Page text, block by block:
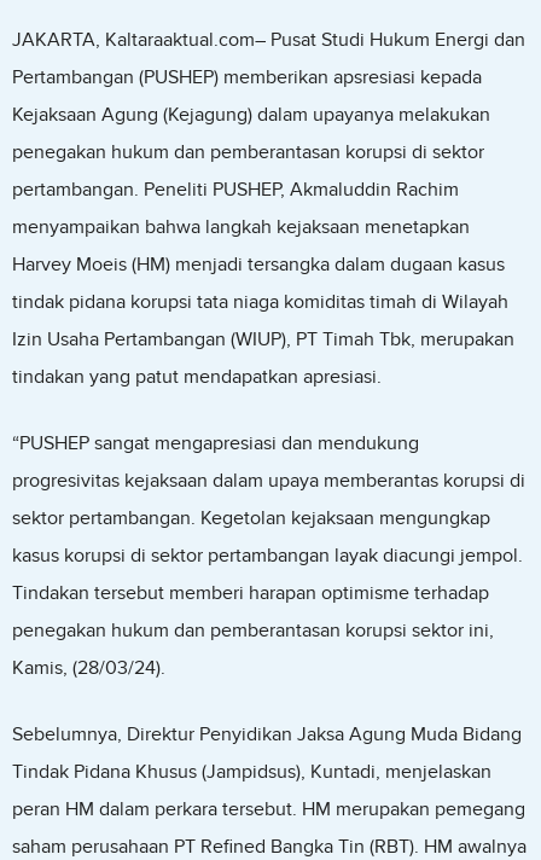
JAKARTA, Kaltaraaktual.com– Pusat Studi Hukum Energi dan
Pertambangan (PUSHEP) memberikan apsresiasi kepada
Kejaksaan Agung (Kejagung) dalam upayanya melakukan
penegakan hukum dan pemberantasan korupsi di sektor
pertambangan. Peneliti PUSHEP, Akmaluddin Rachim
menyampaikan bahwa langkah kejaksaan menetapkan
Harvey Moeis (HM) menjadi tersangka dalam dugaan kasus
tindak pidana korupsi tata niaga komiditas timah di Wilayah
Izin Usaha Pertambangan (WIUP), PT Timah Tbk, merupakan
tindakan yang patut mendapatkan apresiasi.
“PUSHEP sangat mengapresiasi dan mendukung
progresivitas kejaksaan dalam upaya memberantas korupsi di
sektor pertambangan. Kegetolan kejaksaan mengungkap
kasus korupsi di sektor pertambangan layak diacungi jempol.
Tindakan tersebut memberi harapan optimisme terhadap
penegakan hukum dan pemberantasan korupsi sektor ini,
Kamis, (28/03/24).
Sebelumnya, Direktur Penyidikan Jaksa Agung Muda Bidang
Tindak Pidana Khusus (Jampidsus), Kuntadi, menjelaskan
peran HM dalam perkara tersebut. HM merupakan pemegang
saham perusahaan PT Refined Bangka Tin (RBT). HM awalnya